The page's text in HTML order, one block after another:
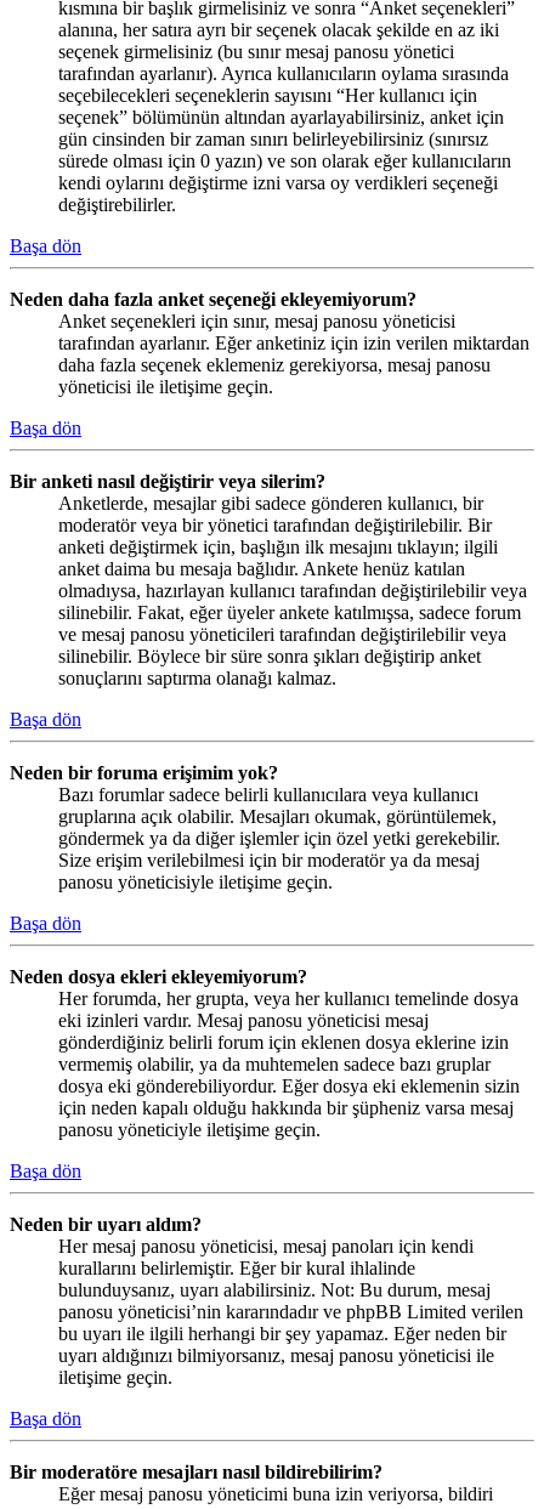
kısmına bir başlık girmelisiniz ve sonra “Anket seçenekleri”
alanına, her satıra ayrı bir seçenek olacak şekilde en az iki
seçenek girmelisiniz (bu sınır mesaj panosu yönetici
tarafından ayarlanır). Ayrıca kullanıcıların oylama sırasında
seçebilecekleri seçeneklerin sayısını “Her kullanıcı için
seçenek” bölümünün altından ayarlayabilirsiniz, anket için
gün cinsinden bir zaman sınırı belirleyebilirsiniz (sınırsız
sürede olması için 0 yazın) ve son olarak eğer kullanıcıların
kendi oylarını değiştirme izni varsa oy verdikleri seçeneği
değiştirebilirler.
Başa dön
Neden daha fazla anket seçeneği ekleyemiyorum?
Anket seçenekleri için sınır, mesaj panosu yöneticisi
tarafından ayarlanır. Eğer anketiniz için izin verilen miktardan
daha fazla seçenek eklemeniz gerekiyorsa, mesaj panosu
yöneticisi ile iletişime geçin.
Başa dön
Bir anketi nasıl değiştirir veya silerim?
Anketlerde, mesajlar gibi sadece gönderen kullanıcı, bir
moderatör veya bir yönetici tarafından değiştirilebilir. Bir
anketi değiştirmek için, başlığın ilk mesajını tıklayın; ilgili
anket daima bu mesaja bağlıdır. Ankete henüz katılan
olmadıysa, hazırlayan kullanıcı tarafından değiştirilebilir veya
silinebilir. Fakat, eğer üyeler ankete katılmışsa, sadece forum
ve mesaj panosu yöneticileri tarafından değiştirilebilir veya
silinebilir. Böylece bir süre sonra şıkları değiştirip anket
sonuçlarını saptırma olanağı kalmaz.
Başa dön
Neden bir foruma erişimim yok?
Bazı forumlar sadece belirli kullanıcılara veya kullanıcı
gruplarına açık olabilir. Mesajları okumak, görüntülemek,
göndermek ya da diğer işlemler için özel yetki gerekebilir.
Size erişim verilebilmesi için bir moderatör ya da mesaj
panosu yöneticisiyle iletişime geçin.
Başa dön
Neden dosya ekleri ekleyemiyorum?
Her forumda, her grupta, veya her kullanıcı temelinde dosya
eki izinleri vardır. Mesaj panosu yöneticisi mesaj
gönderdiğiniz belirli forum için eklenen dosya eklerine izin
vermemiş olabilir, ya da muhtemelen sadece bazı gruplar
dosya eki gönderebiliyordur. Eğer dosya eki eklemenin sizin
için neden kapalı olduğu hakkında bir şüpheniz varsa mesaj
panosu yöneticiyle iletişime geçin.
Başa dön
Neden bir uyarı aldım?
Her mesaj panosu yöneticisi, mesaj panoları için kendi
kurallarını belirlemiştir. Eğer bir kural ihlalinde
bulunduysanız, uyarı alabilirsiniz. Not: Bu durum, mesaj
panosu yöneticisi’nin kararındadır ve phpBB Limited verilen
bu uyarı ile ilgili herhangi bir şey yapamaz. Eğer neden bir
uyarı aldığınızı bilmiyorsanız, mesaj panosu yöneticisi ile
iletişime geçin.
Başa dön
Bir moderatöre mesajları nasıl bildirebilirim?
Eğer mesaj panosu yöneticimi buna izin veriyorsa, bildiri